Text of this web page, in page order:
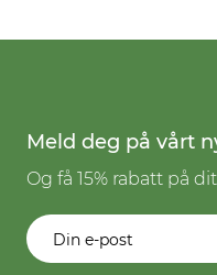
Meld deg på vårt
Og få 15% rabatt på